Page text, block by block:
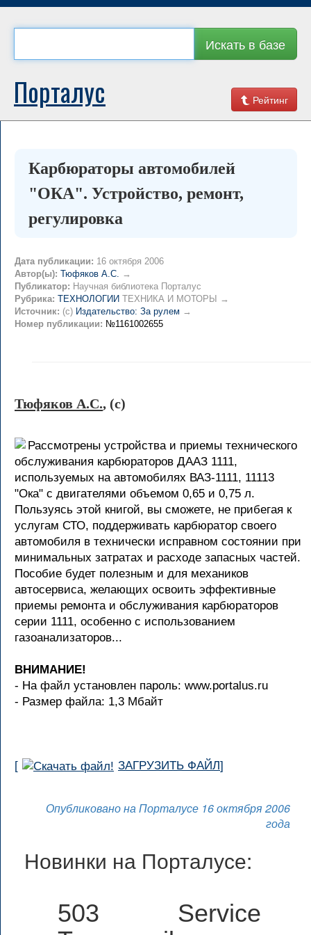
Искать в базе
Рейтинг
Порталус
Карбюраторы автомобилей
"ОКА". Устройство, ремонт,
регулировка
Дата публикации: 16 октября 2006
Автор(ы): Тюфяков А.С. →
Публикатор: Научная библиотека Порталус
Рубрика: ТЕХНОЛОГИИ ТЕХНИКА И МОТОРЫ →
Источник: (c) Издательство: За рулем →
Номер публикации: №1161002655
Тюфяков А.С., (c)
Рассмотрены устройства и приемы технического
обслуживания карбюраторов ДААЗ 1111,
используемых на автомобилях ВАЗ-1111, 11113
"Ока" с двигателями объемом 0,65 и 0,75 л.
Пользуясь этой книгой, вы сможете, не прибегая к
услугам СТО, поддерживать карбюратор своего
автомобиля в технически исправном состоянии при
минимальных затратах и расходе запасных частей.
Пособие будет полезным и для механиков
автосервиса, желающих освоить эффективные
приемы ремонта и обслуживания карбюраторов
серии 1111, особенно с использованием
газоанализаторов...
ВНИМАНИЕ!
- На файл установлен пароль: www.portalus.ru
- Размер файла: 1,3 Мбайт
[ ЗАГРУЗИТЬ ФАЙЛ]
Опубликовано на Порталусе 16 октября 2006
года
Новинки на Порталусе:
503 Service